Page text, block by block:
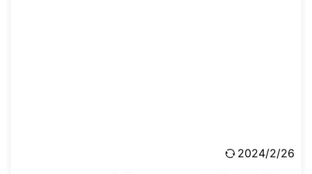
2024/2/26